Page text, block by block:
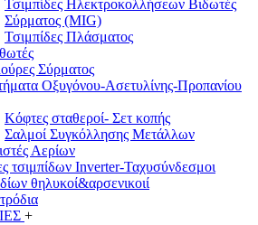
Τσιμπίδες Ηλεκτροκολλήσεων Βιδωτές
Σύρματος (MIG)
Τσιμπίδες Πλάσματος
Σύρματος
Οξυγόνου-Ασετυλίνης-Προπανίου
Κόφτες σταθεροί- Σετ κοπής
Σαλμοί Συγκόλλησης Μετάλλων
Αερίων
τσιμπίδων Inverter-Ταχυσύνδεσμοι
θηλυκοί&αρσενικοιί
+